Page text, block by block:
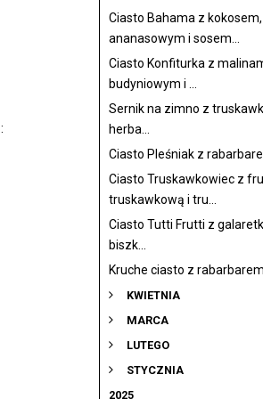
:
Ciasto Bahama z
ananasowym i sosem...
Ciasto Konfiturka z
budyniowym i ...
Sernik na zimno z
herba...
Ciasto Pleśniak z
Ciasto Truskawkowiec z
truskawkową i tru...
Ciasto Tutti Frutti z
biszk...
Kruche ciasto z
KWIETNIA
MARCA
LUTEGO
STYCZNIA
2025